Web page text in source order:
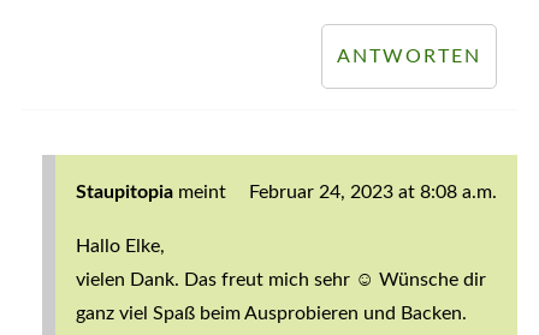
ANTWORTEN
Staupitopia meint Februar 24, 2023 at 8:08 a.m.
Hallo Elke,
vielen Dank. Das freut mich sehr ☺️ Wünsche dir
ganz viel Spaß beim Ausprobieren und Backen.